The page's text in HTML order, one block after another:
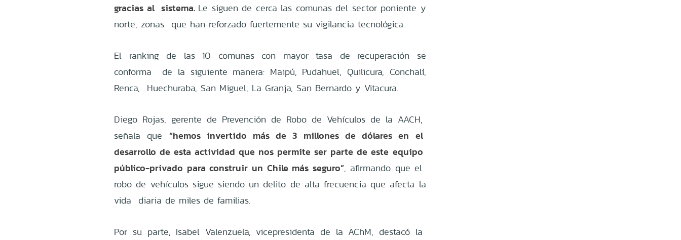
gracias al sistema. Le siguen de cerca las comunas del sector poniente y
norte, zonas que han reforzado fuertemente su vigilancia tecnológica.
El ranking de las 10 comunas con mayor tasa de recuperación se
conforma de la siguiente manera: Maipú, Pudahuel, Quilicura, Conchalí,
Renca, Huechuraba, San Miguel, La Granja, San Bernardo y Vitacura.
Diego Rojas, gerente de Prevención de Robo de Vehículos de la AACH,
señala que “hemos invertido más de 3 millones de dólares en el
desarrollo de esta actividad que nos permite ser parte de este equipo
público-privado para construir un Chile más seguro”, afirmando que el
robo de vehículos sigue siendo un delito de alta frecuencia que afecta la
vida diaria de miles de familias.
Por su parte, Isabel Valenzuela, vicepresidenta de la AChM, destacó la